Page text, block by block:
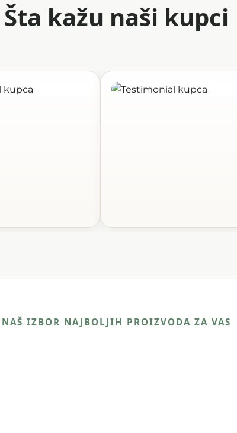
Šta kažu naši kupci
NAŠ IZBOR NAJBOLJIH PROIZVODA ZA VAS